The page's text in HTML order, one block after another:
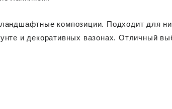
композиции. Подходит для
и декоративных вазонах. Отличный